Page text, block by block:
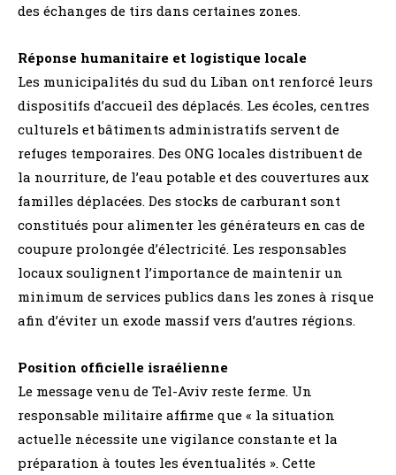
des échanges de tirs dans certaines zones.
Réponse humanitaire et logistique locale
Les municipalités du sud du Liban ont renforcé leurs
dispositifs d’accueil des déplacés. Les écoles, centres
culturels et bâtiments administratifs servent de
refuges temporaires. Des ONG locales distribuent de
la nourriture, de l’eau potable et des couvertures aux
familles déplacées. Des stocks de carburant sont
constitués pour alimenter les générateurs en cas de
coupure prolongée d’électricité. Les responsables
locaux soulignent l’importance de maintenir un
minimum de services publics dans les zones à risque
afin d’éviter un exode massif vers d’autres régions.
Position officielle israélienne
Le message venu de Tel-Aviv reste ferme. Un
responsable militaire affirme que « la situation
actuelle nécessite une vigilance constante et la
préparation à toutes les éventualités ». Cette